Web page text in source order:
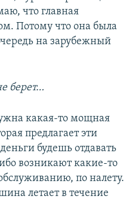
что главная
Потому что она была
на зарубежный
берет…
какая-то мощная
предлагает эти
будешь отдавать
возникают какие-то
по налету.
летает в течение